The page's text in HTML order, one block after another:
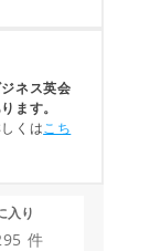
ネス英会
ます。
くはこち
入り
件